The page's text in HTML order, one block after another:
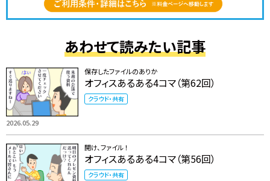
あわせて読みたい記事
2026.05.29
保存したファイルのありか
オフィスあるある4コマ（第62回）
クラウド・共有
開け、ファイル ！
オフィスあるある4コマ（第56回）
クラウド・共有